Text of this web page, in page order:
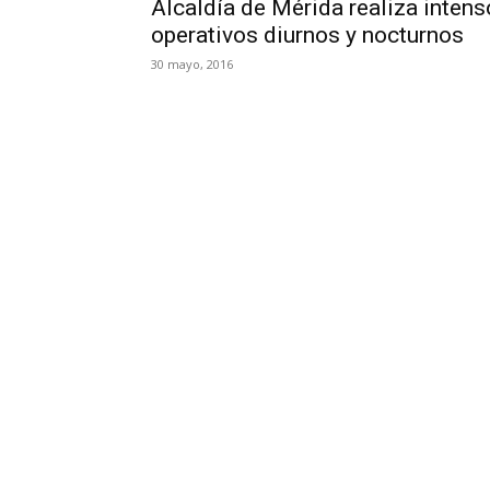
Alcaldía de Mérida realiza
operativos diurnos y nocturnos
30 mayo, 2016